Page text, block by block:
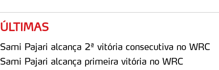
ÚLTIMAS
Sami Pajari alcança 2ª vitória consecutiva no WRC
Sami Pajari alcança primeira vitória no WRC